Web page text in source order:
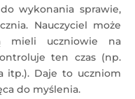
wykonania sprawie,
Nauczyciel może
mieli uczniowie na
ten czas (np.
itp.). Daje to uczniom
do myślenia.